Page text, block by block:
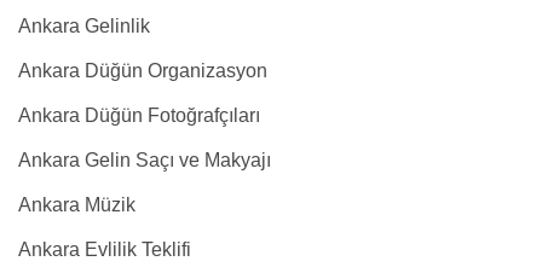
Ankara Gelinlik
Ankara Düğün Organizasyon
Ankara Düğün Fotoğrafçıları
Ankara Gelin Saçı ve Makyajı
Ankara Müzik
Ankara Evlilik Teklifi